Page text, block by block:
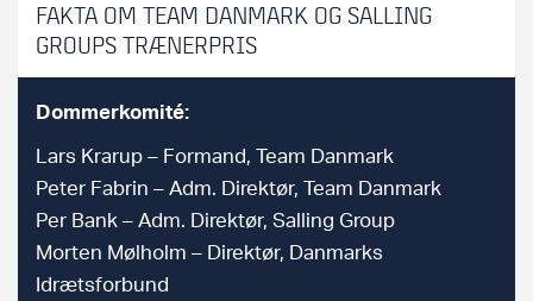
FAKTA OM TEAM DANMARK OG SALLING
GROUPS TRÆNERPRIS
Dommerkomité:
Lars Krarup – Formand, Team Danmark
Peter Fabrin – Adm. Direktør, Team Danmark
Per Bank – Adm. Direktør, Salling Group
Morten Mølholm – Direktør, Danmarks
Idrætsforbund